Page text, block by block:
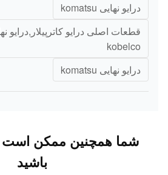
درایو نهایی komatsu
قطعات اصلی درایو کاترپیلار,درایو
kobelco
درایو نهایی komatsu
شما همچنین ممکن
باشید